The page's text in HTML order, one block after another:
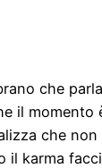
che
il momento
che
il karma